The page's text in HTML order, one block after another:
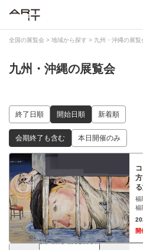
全国の展覧会 > 地域から探す > 九州・沖縄の展覧
九州・沖縄の展覧会
終了日順 開始日順 新着順
会期終了も含む 本日開催のみ
る
福
福
開